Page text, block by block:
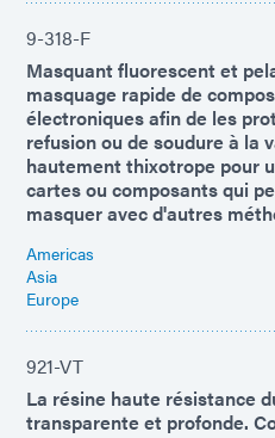
9-318-F
Masquant fluorescent et
masquage rapide de
électroniques afin de les
refusion ou de soudure à la
hautement thixotrope pour
cartes ou composants qui
masquer avec d'autres
Americas
Asia
Europe
921-VT
La résine haute résistance
transparente et profonde.